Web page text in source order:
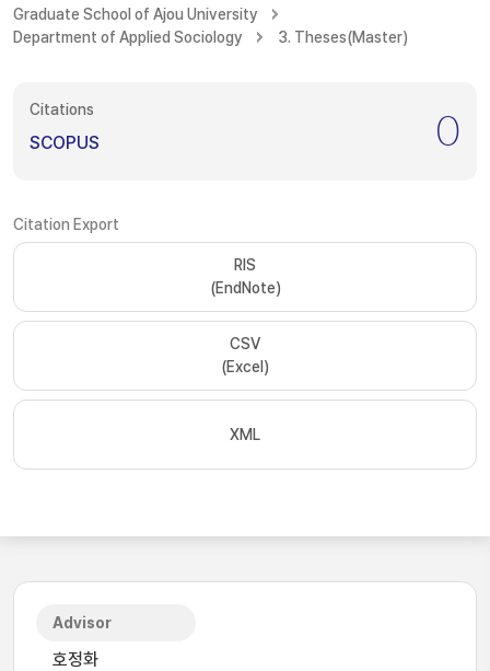
Graduate School of Ajou University
Department of Applied Sociology
3. Theses(Master)
Citations
SCOPUS 0
Citation Export
RIS
(EndNote)
CSV
(Excel)
XML
Advisor
호정화